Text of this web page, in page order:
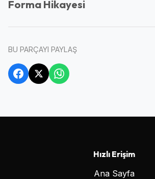
Forma Hikayesi
BU PARÇAYI PAYLAŞ
Hızlı Erişim
Ana Sayfa